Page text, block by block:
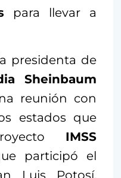
para llevar a
presidenta de
Sheinbaum
reunión con
estados que
IMSS
participó el